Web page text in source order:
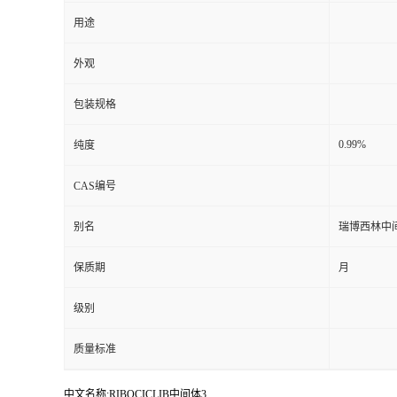
用途
外观
包装规格
纯度 0.99%
CAS编号
别名 瑞博西林中
保质期 月
级别
质量标准
中文名称:RIBOCICLIB中间体3